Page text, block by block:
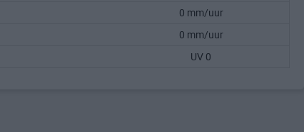
0 mm/uur
0 mm/uur
UV 0